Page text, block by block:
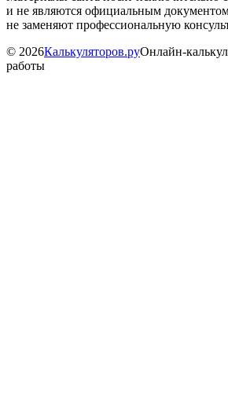
и не являются официальным
не заменяют профессиональную
© 2026Калькуляторов.руОнлайн-
работы